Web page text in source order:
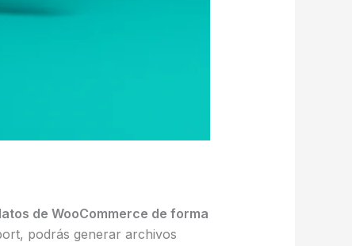
de WooCommerce de forma
podrás generar archivos